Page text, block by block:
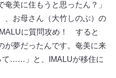
美に住もうと思ったん？」
、お母さん（大竹しのぶ）の
に質問攻め！ すると
が夢だったんです。奄美に来
て……」と、IMALUが移住に